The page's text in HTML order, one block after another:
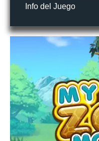
Info del Juego